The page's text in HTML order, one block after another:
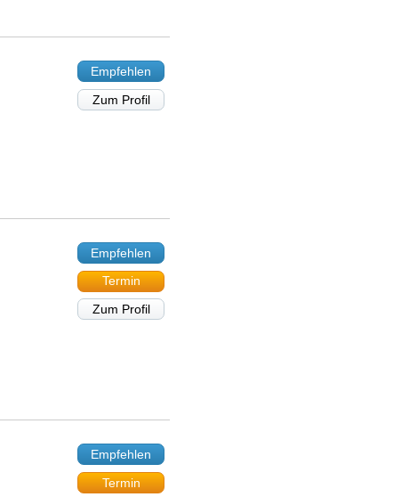
Empfehlen
Zum Profil
Empfehlen
Termin
Zum Profil
Empfehlen
Termin